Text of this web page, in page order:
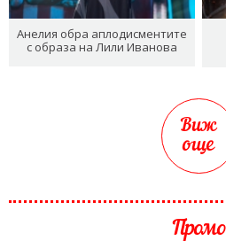
Анелия обра аплодисментите
с образа на Лили Иванова
Виж
още
Промо